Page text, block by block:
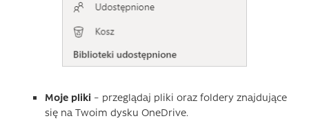
Moje pliki – przeglądaj pliki oraz foldery znajdujące
się na Twoim dysku OneDrive.